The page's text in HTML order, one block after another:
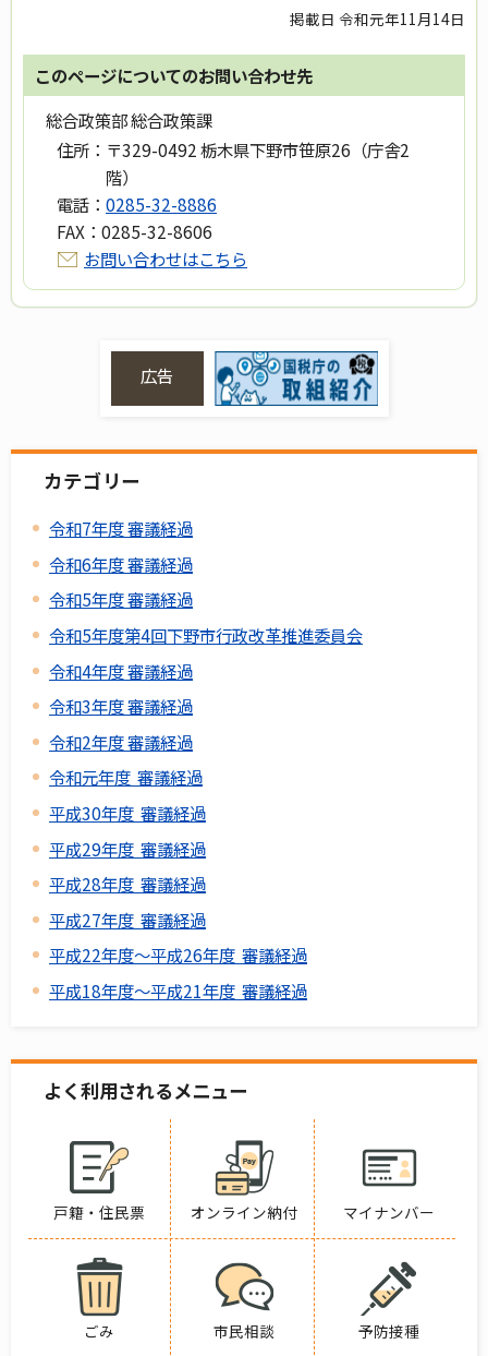
掲載日 令和元年11月14日
このページについてのお問い合わせ先
総合政策部 総合政策課
住所： 〒329-0492 栃木県下野市笹原26（庁舎2
階）
電話： 0285-32-8886
FAX： 0285-32-8606
お問い合わせはこちら
広告
カテゴリー
令和7年度 審議経過
令和6年度 審議経過
令和5年度 審議経過
令和5年度第4回下野市行政改革推進委員会
令和4年度 審議経過
令和3年度 審議経過
令和2年度 審議経過
令和元年度 審議経過
平成30年度 審議経過
平成29年度 審議経過
平成28年度 審議経過
平成27年度 審議経過
平成22年度～平成26年度 審議経過
平成18年度～平成21年度 審議経過
よく利用されるメニュー
戸籍・住民票 オンライン納付 マイナンバー
ごみ 市民相談 予防接種